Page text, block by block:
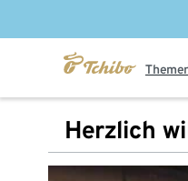
Herzlich